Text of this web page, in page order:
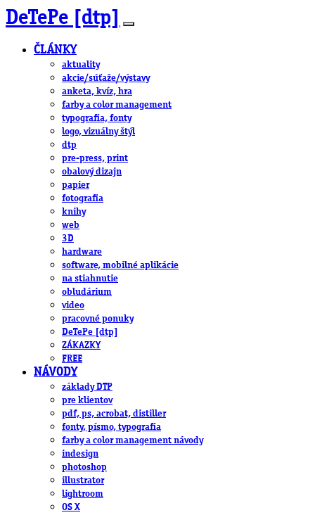
DeTePe [dtp]
ČLÁNKY
aktuality
akcie/súťaže/výstavy
anketa, kvíz, hra
farby a color management
typografia, fonty
logo, vizuálny štýl
dtp
pre-press, print
obalový dizajn
papier
fotografia
knihy
web
3D
hardware
software, mobilné aplikácie
na stiahnutie
obludárium
video
pracovné ponuky
DeTePe [dtp]
ZÁKAZKY
FREE
NÁVODY
základy DTP
pre klientov
pdf, ps, acrobat, distiller
fonty, písmo, typografia
farby a color management návody
indesign
photoshop
illustrator
lightroom
OS X